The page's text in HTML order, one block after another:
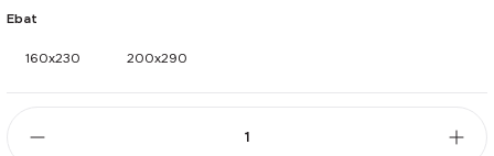
Ebat
160x230 200x290